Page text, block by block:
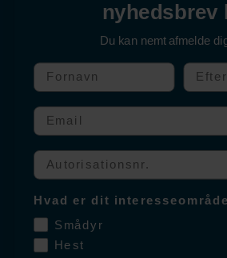
Om Salfarm
Facebook
Instagram
nyhedsbrev
Du kan nemt afmelde
Fornavn
Email
Autorisationssnummer
Hvad er dit
Smådyr
Hest